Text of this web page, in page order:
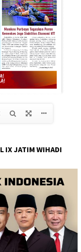
IX JATIM WIHADI